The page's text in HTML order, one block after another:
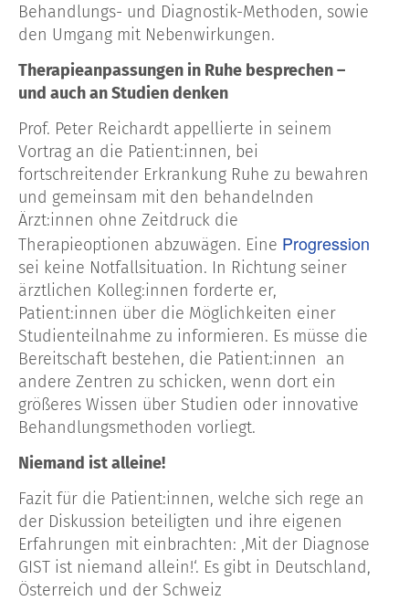
Behandlungs- und Diagnostik-Methoden, sowie
den Umgang mit Nebenwirkungen.
Therapieanpassungen in Ruhe besprechen –
und auch an Studien denken
Prof. Peter Reichardt appellierte in seinem
Vortrag an die Patient:innen, bei
fortschreitender Erkrankung Ruhe zu bewahren
und gemeinsam mit den behandelnden
Ärzt:innen ohne Zeitdruck die
Therapieoptionen abzuwägen. Eine Progression
sei keine Notfallsituation. In Richtung seiner
ärztlichen Kolleg:innen forderte er,
Patient:innen über die Möglichkeiten einer
Studienteilnahme zu informieren. Es müsse die
Bereitschaft bestehen, die Patient:innen an
andere Zentren zu schicken, wenn dort ein
größeres Wissen über Studien oder innovative
Behandlungsmethoden vorliegt.
Niemand ist alleine!
Fazit für die Patient:innen, welche sich rege an
der Diskussion beteiligten und ihre eigenen
Erfahrungen mit einbrachten: ‚Mit der Diagnose
GIST ist niemand allein!‘. Es gibt in Deutschland,
Österreich und der Schweiz